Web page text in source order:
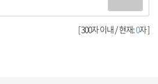
[ 300자 이내 / 현재:0자 ]